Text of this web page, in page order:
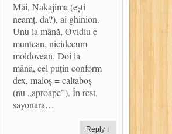
Măi, Nakajima (ești
neamț, da?), ai ghinion.
Unu la mână, Ovidiu e
muntean, nicidecum
moldovean. Doi la
mână, cel puțin conform
dex, maioș = caltaboș
(nu „aproape”). În rest,
sayonara…
Reply ↓